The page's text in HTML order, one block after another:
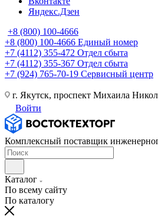
Яндекс.Дзен
+8 (800) 100-4666
+8 (800) 100-4666 Единый номер
+7 (4112) 355-472 Отдел сбыта
+7 (4112) 355-367 Отдел сбыта
+7 (924) 765-70-19 Сервисный центр
г. Якутск, проспект Михаила
Войти
Комплексный поставщик
Каталог
По всему сайту
По каталогу